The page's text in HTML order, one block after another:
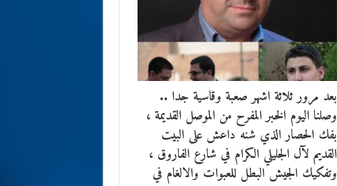
بعد مرور ثلاثة اشهر صعبة وقاسية جدا ..
وصلنا اليوم الخبر المفرح من الموصل القديمة ،
بفك الحصار الذي شنه داعش على البيت
القديم لآل الجليلي الكرام في شارع الفاروق ،
وتفكيك الجيش البطل للعبوات والالغام في